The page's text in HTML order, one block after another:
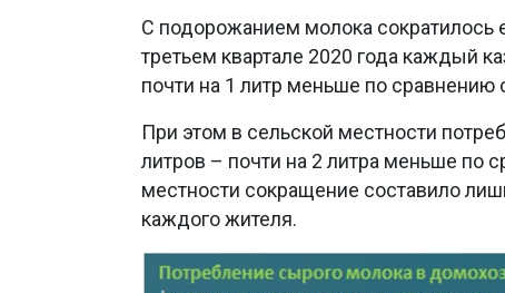
С подорожанием молока сократилось
третьем квартале 2020 года каждый
почти на 1 литр меньше по
При этом в сельской местности
литров – почти на 2 литра меньше по
местности сокращение составило
каждого жителя.